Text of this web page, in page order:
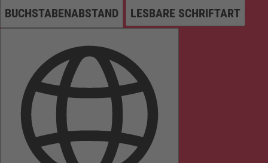
BUCHSTABENABSTAND LESBARE SCHRIFTART